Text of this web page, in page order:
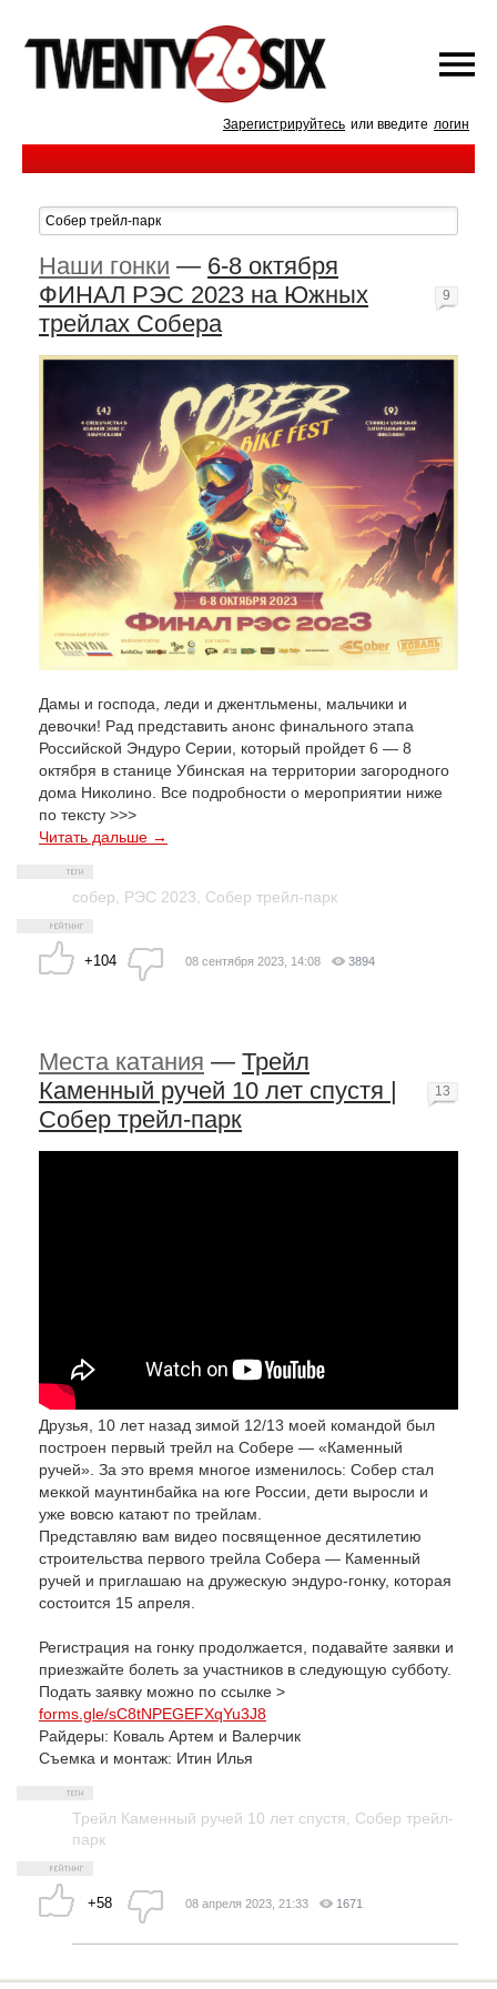
Зарегистрируйтесь или введите логин
Наши гонки — 6-8 октября
ФИНАЛ РЭС 2023 на Южных
трейлах Собера
Дамы и господа, леди и джентльмены, мальчики и
девочки! Рад представить анонс финального этапа
Российской Эндуро Серии, который пройдет 6 — 8
октября в станице Убинская на территории загородного
дома Николино. Все подробности о мероприятии ниже
по тексту >>>
Читать дальше →
собер РЭС 2023 Собер трейл-парк
+104
9
08 сентября 2023, 14:08 3894
Места катания — Трейл
Каменный ручей 10 лет спустя |
Собер трейл-парк
Друзья, 10 лет назад зимой 12/13 моей командой был
построен первый трейл на Собере — «Каменный
ручей». За это время многое изменилось: Собер стал
меккой маунтинбайка на юге России, дети выросли и
уже вовсю катают по трейлам.
Представляю вам видео посвященное десятилетию
строительства первого трейла Собера — Каменный
ручей и приглашаю на дружескую эндуро-гонку, которая
состоится 15 апреля.
Регистрация на гонку продолжается, подавайте заявки и
приезжайте болеть за участников в следующую субботу.
Подать заявку можно по ссылке >
forms.gle/sC8tNPEGEFXqYu3J8
Райдеры: Коваль Артем и Валерчик
Съемка и монтаж: Итин Илья
Трейл Каменный ручей 10 лет спустя, Собер трейл-
парк
+58
13
08 апреля 2023, 21:33 1671